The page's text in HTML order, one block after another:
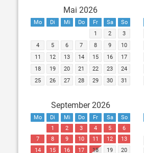
Mai 2026
Mo Di Mi Do Fr Sa
So
1
2
3
4
5 6 7 8 9
10
11
12 13 14 15 16
17
18
19 20 21 22 23
24
25
26 27 28 29 30 31
September 2026
Mo Di Mi Do Fr Sa
So
1
2 3 4 5
6
7
8 9 10 11 12
13
14
15 16 17 18 19 20